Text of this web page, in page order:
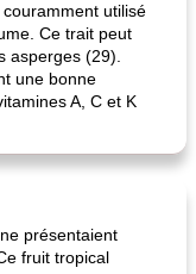
au cheddar rôti
utilisé
Ce trait peut
asperges (29).
une bonne
A, C et K
présentaient
fruit tropical